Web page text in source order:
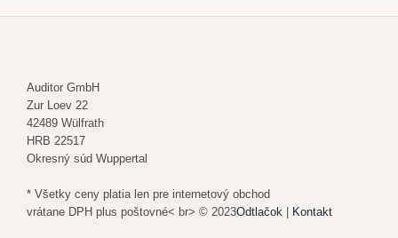
Auditor GmbH
Zur Loev 22
42489 Wülfrath
HRB 22517
Okresný súd Wuppertal
* Všetky ceny platia len pre internetový obchod
vrátane DPH plus poštovné< br> © 2023Odtlačok | Kontakt